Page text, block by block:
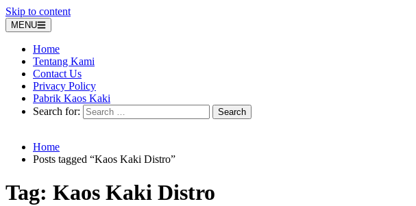
Skip to content
MENU
Home
Tentang Kami
Contact Us
Privacy Policy
Pabrik Kaos Kaki
Search for:
Home
Posts tagged “Kaos Kaki Distro”
Tag: Kaos Kaki Distro